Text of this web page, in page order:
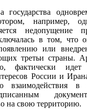
государства
например,
недопущение
в том, что
или
третьи страны.
фактически идет
России и
взаимодействия в
на свою территорию.